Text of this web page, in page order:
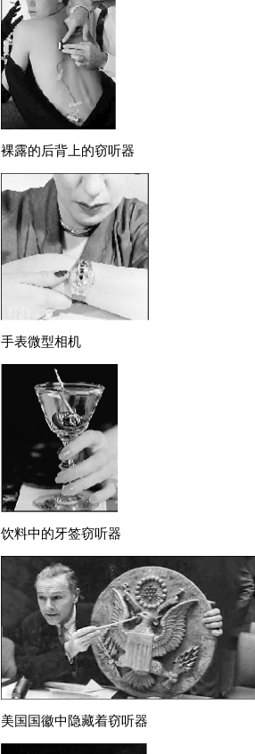
裸露的后背上的窃听器
手表微型相机
饮料中的牙签窃听器
美国国徽中隐藏着窃听器